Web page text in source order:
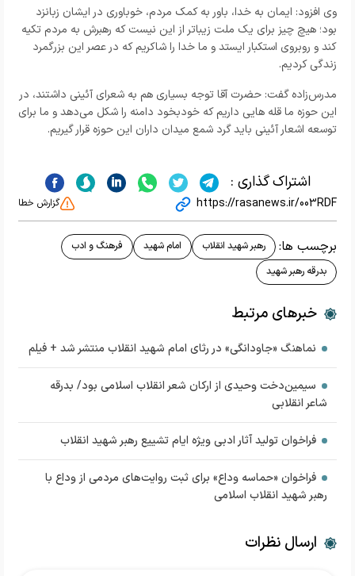
وی افزود: ایمان به خدا، باور به کمک مردم، خوباوری در ایشان زبانزد
بود؛ هیچ چیز برای یک ملت زیباتر از این نیست که رهبرش به مردم تکیه
کند و روبروی استکبار ایستد و ما خدا را شاکریم که در عصر این بزرگمرد
زندگی کردیم.
مدرس‌زاده گفت: حضرت آقا توجه بسیاری هم به شعرای آئینی داشتند، در
این حوزه ما قله هایی داریم که خودبخود دامنه را شکل می‌دهد و ما برای
توسعه اشعار آئینی باید گرد شمع میدان داران این حوزه قرار گیریم.
اشتراک گذاری :
https://rasanews.ir/003RDF گزارش خطا
برچسب ها: رهبر شهید انقلاب امام شهید
فرهنگ و ادب
بدرقه رهبر شهید
خبرهای مرتبط
نماهنگ «جاودانگی» در رثای امام شهید انقلاب منتشر شد + فیلم
سیمین‌دخت وحیدی از ارکان شعر انقلاب اسلامی بود/ بدرقه
شاعر انقلابی
فراخوان تولید آثار ادبی ویژه ایام تشییع رهبر شهید انقلاب
فراخوان «حماسه وداع» برای ثبت روایت‌های مردمی از وداع با
رهبر شهید انقلاب اسلامی
ارسال نظرات